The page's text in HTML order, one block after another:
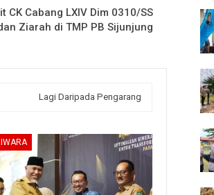
CK Cabang LXIV Dim 0310/SS
Ziarah di TMP PB Sijunjung
Lagi Daripada Pengarang